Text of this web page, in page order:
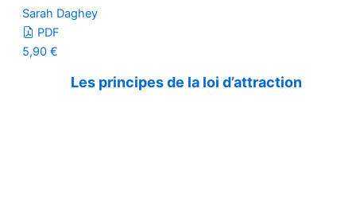
Sarah Daghey
PDF
5,90 €
Les principes de la loi d’attraction